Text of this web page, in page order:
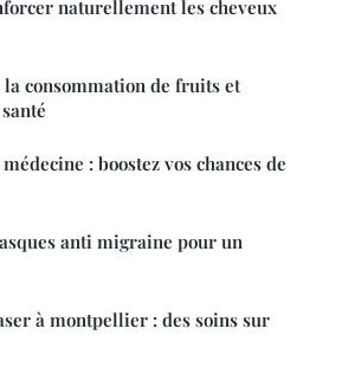
naturellement les cheveux
la consommation de fruits et
: boostez vos chances de
anti migraine pour un
à montpellier : des soins sur